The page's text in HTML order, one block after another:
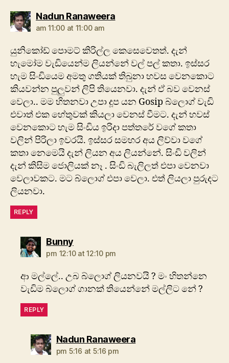
Nadun Ranaweerasays:
am 11:00 at 11:00 am
යුනිකෝඩ් පොමට් කිරිල්ල කෙසෙවෙතත්. දැන්
හැමෝම වැඩියෙන්ම ලියන්නේ වල් පල් කතා. ඉස්සර
හැම සිංඩියෙම අමතු ගතියක් තිබුනා හවස වෙනකොට
කියවන්න පුලුවන් ලිපි තියෙනවා. දැන් ඒ බව වෙනස්
වෙලා.. මම හිතනවා උපා දූප යන Gosip බ්ලොග් වැඩි
එවාත් එක හේතුවක් කියලා ‍වෙනස් වීමට. දැන් හවස්
වෙනකොට හැම සිංඩිය ඉරිදා පත්තරේ වගේ කතා
වලින් පිරිලා ඉවරයි. ඉස්සර සමහර අය ලිව්වා වගේ
කතා නෙමෙයි දැන් ලියන අය ලියන්නේ. සිංඩි වලින්
දැන් කිසිම ජොලියක් නෑ . සිංඩි බැලිලත් එපා වෙනවා
වෙලාවකට. මට බ්ලොග් එපා වෙලා. එත් ලියලා පුරුදට
ලියනවා.
REPLY
Bunnysays:
pm 12:10 at 12:10 pm
ආ මල්ලේ.. උබ බ්ලොග් ලියනවයි ? මං හිතන්නෙ
වැඩිම බ්ලොග් ගානක් තියෙන්නේ මල්ලිට නේ ?
REPLY
Nadun Ranaweerasays:
pm 5:16 at 5:16 pm